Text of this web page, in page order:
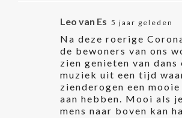
Leo van Es 5 jaar geleden
Na deze roerige
de bewoners van ons
zien genieten van dans
muziek uit een tijd
zienderogen een
aan hebben. Mooi als
mens naar boven kan